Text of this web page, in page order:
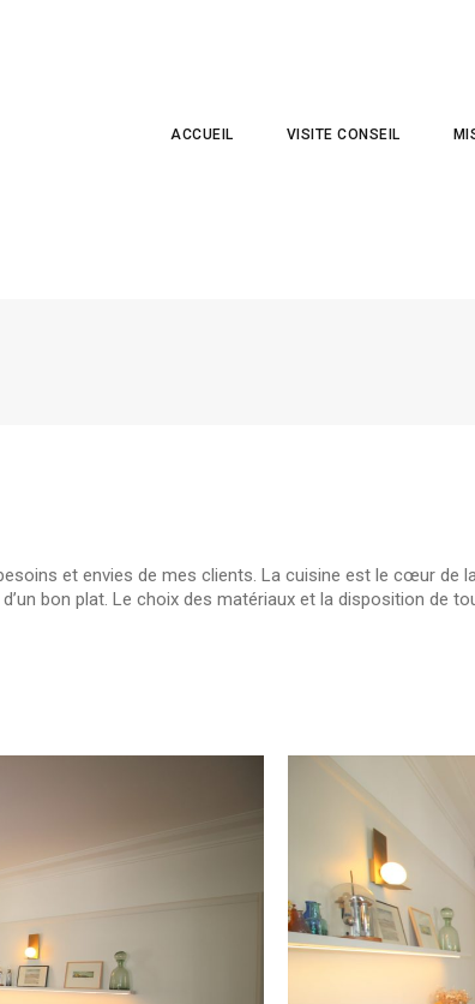
ACCUEIL VISITE CONSEIL
et envies de mes clients. La cuisine est le cœur de la
bon plat. Le choix des matériaux et la disposition de